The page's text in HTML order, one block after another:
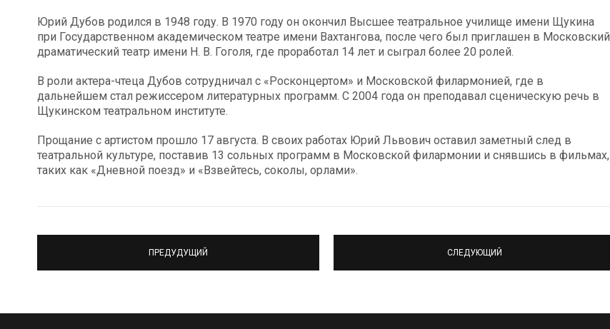
Юрий Дубов родился в 1948 году. В 1970 году он окончил Высшее театральное училище имени Щукина
при Государственном академическом театре имени Вахтангова, после чего был приглашен в Московский
драматический театр имени Н. В. Гоголя, где проработал 14 лет и сыграл более 20 ролей.
В роли актера-чтеца Дубов сотрудничал с «Росконцертом» и Московской филармонией, где в
дальнейшем стал режиссером литературных программ. С 2004 года он преподавал сценическую речь в
Щукинском театральном институте.
Прощание с артистом прошло 17 августа. В своих работах Юрий Львович оставил заметный след в
театральной культуре, поставив 13 сольных программ в Московской филармонии и снявшись в фильмах,
таких как «Дневной поезд» и «Взвейтесь, соколы, орлами».
ПРЕДУДУЩИЙ СЛЕДУЮЩИЙ